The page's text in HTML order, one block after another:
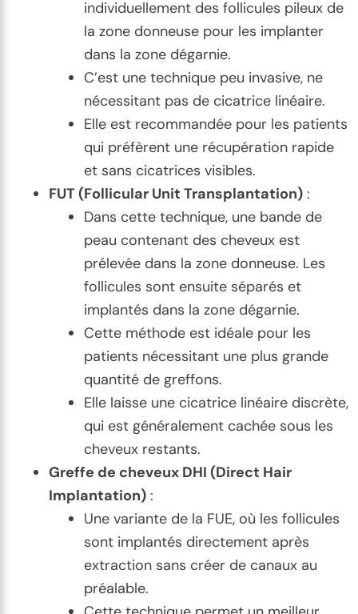
individuellement des follicules pileux de
la zone donneuse pour les implanter
dans la zone dégarnie.
C’est une technique peu invasive, ne
nécessitant pas de cicatrice linéaire.
Elle est recommandée pour les patients
qui préfèrent une récupération rapide
et sans cicatrices visibles.
FUT (Follicular Unit Transplantation) :
Dans cette technique, une bande de
peau contenant des cheveux est
prélevée dans la zone donneuse. Les
follicules sont ensuite séparés et
implantés dans la zone dégarnie.
Cette méthode est idéale pour les
patients nécessitant une plus grande
quantité de greffons.
Elle laisse une cicatrice linéaire discrète,
qui est généralement cachée sous les
cheveux restants.
Greffe de cheveux DHI (Direct Hair
Implantation) :
Une variante de la FUE, où les follicules
sont implantés directement après
extraction sans créer de canaux au
préalable.